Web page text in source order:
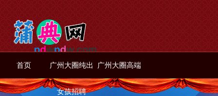
首页 广州大圈纯出
女孩招聘
广州大圈高端